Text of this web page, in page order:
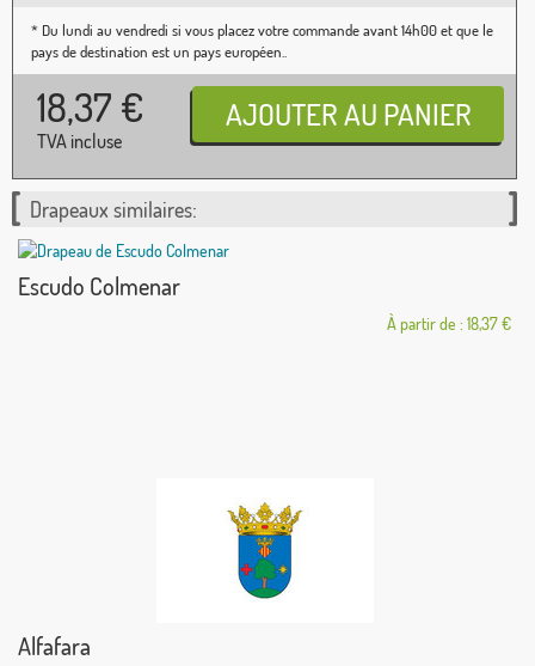
* Du lundi au vendredi si vous placez votre commande avant 14h00 et que le
pays de destination est un pays européen..
18,37 €
TVA incluse
Drapeaux similaires:
Escudo Colmenar
À partir de : 18,37 €
Alfafara